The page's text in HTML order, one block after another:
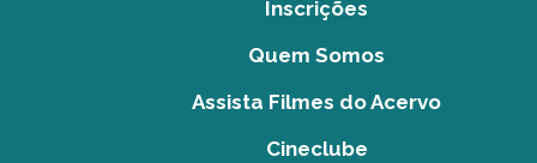
Inscrições
Quem Somos
Assista Filmes do Acervo
Cineclube